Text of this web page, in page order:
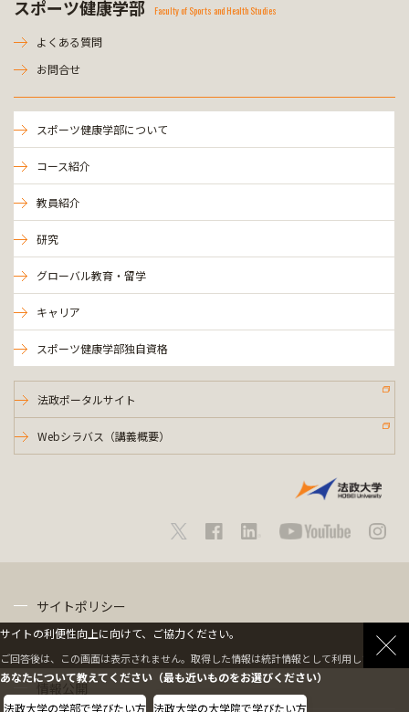
スポーツ健康学部 Faculty of Sports and Health Studies
よくある質問
お問合せ
スポーツ健康学部について
コース紹介
教員紹介
研究
グローバル教育・留学
キャリア
スポーツ健康学部独自資格
法政ポータルサイト
Webシラバス（講義概要）
サイトポリシー
情報公開
サイトの利便性向上に向けて、ご協力ください。
ご回答後は、この画面は表示されません。取得した情報は統計情報として利用します。
あなたについて教えてください（最も近いものをお選びください）
法政大学の学部で学びたい方 法政大学の大学院で学びたい方